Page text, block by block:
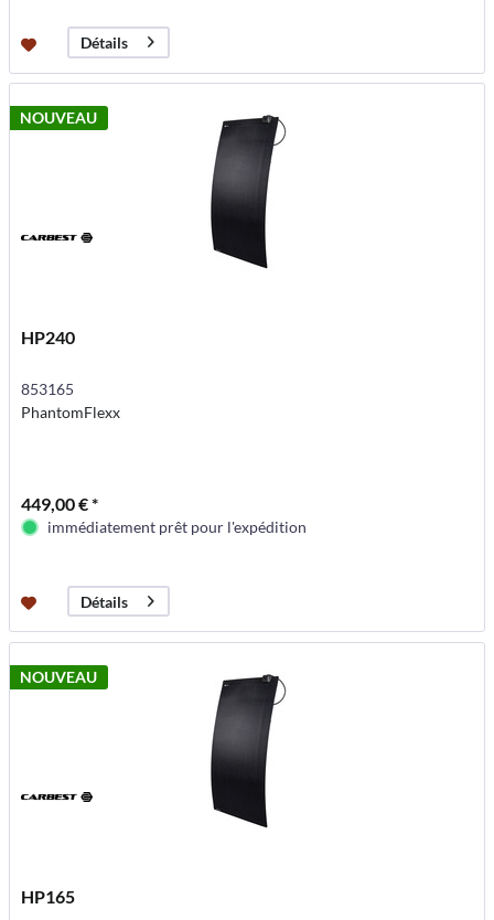
Détails
NOUVEAU
HP240
853165
PhantomFlexx
449,00 € *
immédiatement prêt pour l'expédition
Détails
NOUVEAU
HP165